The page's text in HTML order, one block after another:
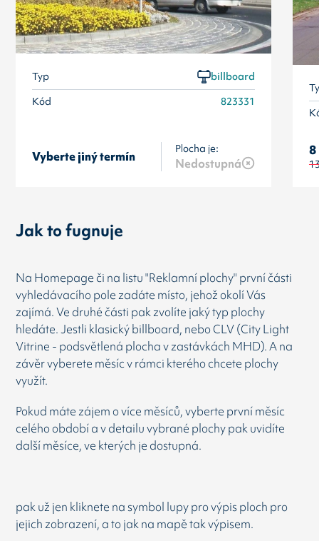
Typ
billboard
Kód
823331
Vyberte jiný termín
Plocha je:
Nedostupná
8
Jak to fugnuje
Na Homepage či na listu "Reklamní plochy" první části
vyhledávacího pole zadáte místo, jehož okolí Vás
zajímá. Ve druhé části pak zvolíte jaký typ plochy
hledáte. Jestli klasický billboard, nebo CLV (City Light
Vitrine - podsvětlená plocha v zastávkách MHD). A na
závěr vyberete měsíc v rámci kterého chcete plochy
využít.
Pokud máte zájem o více měsíců, vyberte první měsíc
celého období a v detailu vybrané plochy pak uvidíte
další měsíce, ve kterých je dostupná.
pak už jen kliknete na symbol lupy pro výpis ploch pro
jejich zobrazení, a to jak na mapě tak výpisem.